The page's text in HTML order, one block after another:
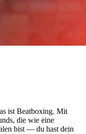
ist Beatboxing. Mit
die wie eine
bist — du hast dein